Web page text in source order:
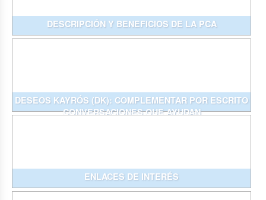
DESCRIPCIÓN Y BENEFICIOS DE LA PCA
DESEOS KAYRÓS (DK): COMPLEMENTAR POR ESCRITO
CONVERSACIONES QUE AYUDAN
ENLACES DE INTERÉS